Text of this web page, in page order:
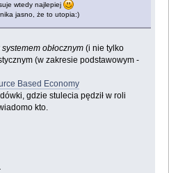
wtedy najlepiej
jasno, że to utopia:)
systemem obłocznym (i nie tylko
(w zakresie podstawowym -
Based Economy
gdzie stulecia pędził w roli
kto.